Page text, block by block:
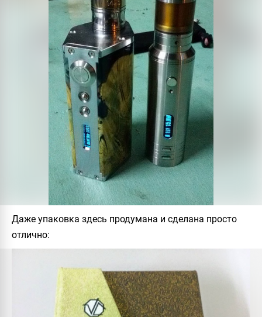
Даже упаковка здесь продумана и сделана просто
отлично: